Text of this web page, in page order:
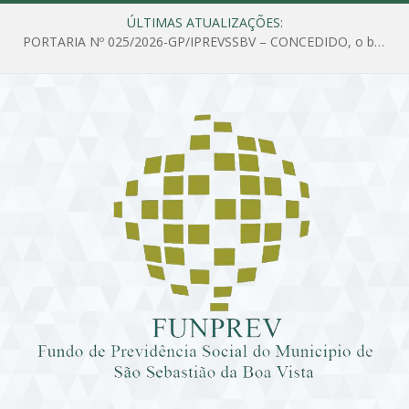
ÚLTIMAS ATUALIZAÇÕES:
PORTARIA Nº 025/2026-GP/IPREVSSBV – CONCEDIDO, o benefício de PENSÃO a MARIA ESTELA DOS SANTOS SOUZA